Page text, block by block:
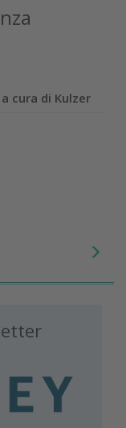
cura di Kulzer